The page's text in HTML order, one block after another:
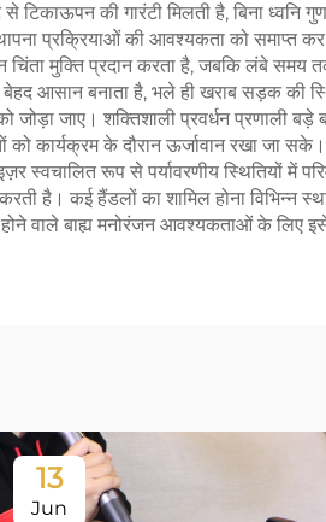
टिकाऊपन की गारंटी मिलती है, बिना ध्वनि
प्रक्रियाओं की आवश्यकता को समाप्त
चिंता मुक्ति प्रदान करता है, जबकि लंबे समय
बेहद आसान बनाता है, भले ही खराब सड़क की
जाए। शक्तिशाली प्रवर्धन प्रणाली बड़े
को कार्यक्रम के दौरान ऊर्जावान रखा जा
रूप से पर्यावरणीय स्थितियों में
है। कई हैंडलों का शामिल होना विभिन्न
वाले बाह्य मनोरंजन आवश्यकताओं के लिए
13
Jun